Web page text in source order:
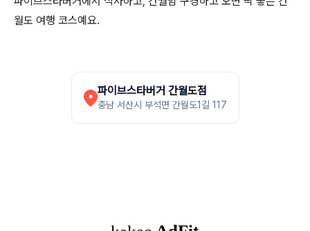
월도 여행 코스예요.
파이브스타버거 간월도점
충남 서산시 부석면 간월도1길 117